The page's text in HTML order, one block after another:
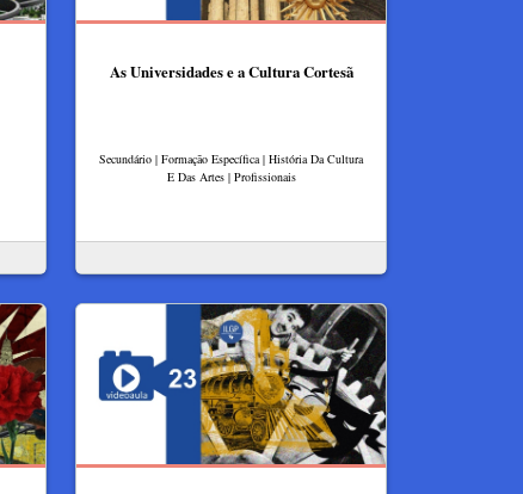
As Universidades e a Cultura Cortesã
Secundário | Formação Específica | História Da Cultura
E Das Artes | Profissionais